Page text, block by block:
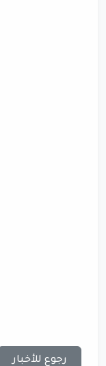
رجوع للأخبار